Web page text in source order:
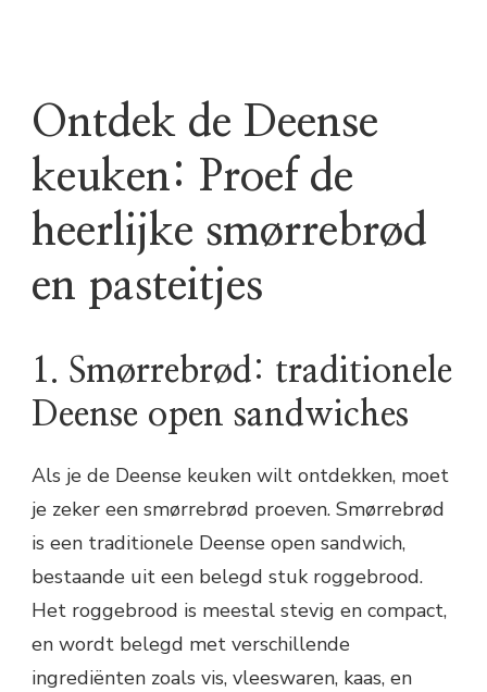
Ontdek de Deense
keuken: Proef de
heerlijke smørrebrød
en pasteitjes
1. Smørrebrød: traditionele
Deense open sandwiches
Als je de Deense keuken wilt ontdekken, moet
je zeker een smørrebrød proeven. Smørrebrød
is een traditionele Deense open sandwich,
bestaande uit een belegd stuk roggebrood.
Het roggebrood is meestal stevig en compact,
en wordt belegd met verschillende
ingrediënten zoals vis, vleeswaren, kaas, en